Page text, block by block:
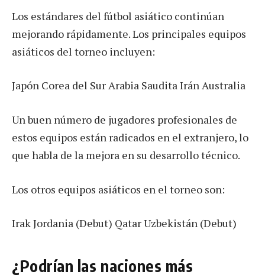
Los estándares del fútbol asiático continúan
mejorando rápidamente. Los principales equipos
asiáticos del torneo incluyen:
Japón Corea del Sur Arabia Saudita Irán Australia
Un buen número de jugadores profesionales de
estos equipos están radicados en el extranjero, lo
que habla de la mejora en su desarrollo técnico.
Los otros equipos asiáticos en el torneo son:
Irak Jordania (Debut) Qatar Uzbekistán (Debut)
¿Podrían las naciones más